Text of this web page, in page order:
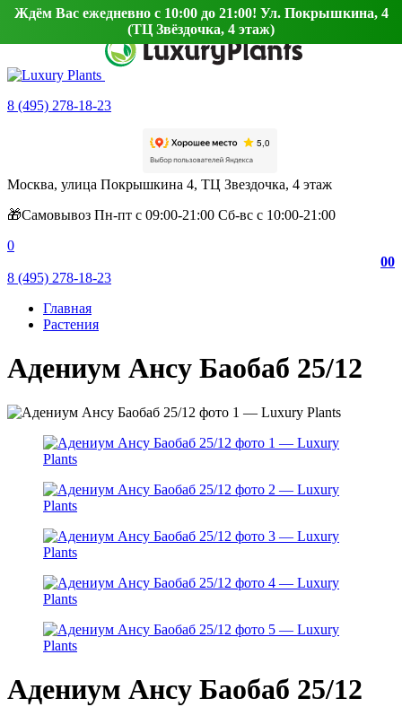
Ждём Вас ежедневно с 10:00 до 21:00! Ул. Покрышкина, 4
(ТЦ Звёздочка, 4 этаж)
8 (495) 278-18-23
Москва, улица Покрышкина 4, ТЦ Звездочка, 4 этаж
🎁Самовывоз Пн-пт с 09:00-21:00 Сб-вс с 10:00-21:00
0
00
8 (495) 278-18-23
Главная
Растения
Адениум Ансу Баобаб 25/12
Адениум Ансу Баобаб 25/12